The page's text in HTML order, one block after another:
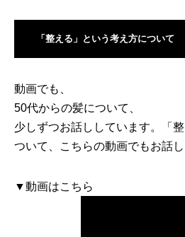
「整える」という考え方について
動画でも、
50代からの髪について、
少しずつお話ししています。「
ついて、こちらの動画でもお話し
▼動画はこちら